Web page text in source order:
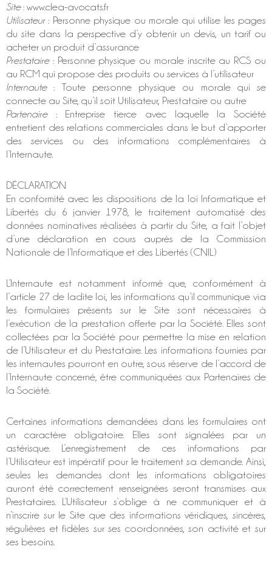
Site: www.clea-avocats.fr
Utilisateur: Personne physique ou morale qui utilise les pages
du site dans la perspective d’y obtenir un devis, un tarif ou
acheter un produit d’assurance
Prestataire: Personne physique ou morale inscrite au RCS ou
au RCM qui propose des produits ou services à l’utilisateur
Internaute: Toute personne physique ou morale qui se
connecte au Site, qu’il soit Utilisateur, Prestataire ou autre
Partenaire: Entreprise tierce avec laquelle la Société
entretient des relations commerciales dans le but d’apporter
des services ou des informations complémentaires à
l’Internaute.
DÉCLARATION
En conformité avec les dispositions de la loi Informatique et
Libertés du 6 janvier 1978, le traitement automatisé des
données nominatives réalisées à partir du Site, a fait l’objet
d’une déclaration en cours auprès de la Commission
Nationale de l’Informatique et des Libertés (CNIL)
L’Internaute est notamment informé que, conformément à
l’article 27 de ladite loi, les informations qu’il communique via
les formulaires présents sur le Site sont nécessaires à
l’exécution de la prestation offerte par la Société. Elles sont
collectées par la Société pour permettre la mise en relation
de l’Utilisateur et du Prestataire. Les informations fournies par
les internautes pourront en outre, sous réserve de l’accord de
l’Internaute concerné, être communiquées aux Partenaires de
la Société.
Certaines informations demandées dans les formulaires ont
un caractère obligatoire. Elles sont signalées par un
astérisque. L’enregistrement de ces informations par
l’Utilisateur est impératif pour le traitement sa demande. Ainsi,
seules les demandes dont les informations obligatoires
auront été correctement renseignées seront transmises aux
Prestataires. L’Utilisateur s’oblige à ne communiquer et à
n’inscrire sur le Site que des informations véridiques, sincères,
régulières et fidèles sur ses coordonnées, son activité et sur
ses besoins.